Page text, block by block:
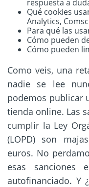
respuesta a
Qué cookies
Analytics,
Para qué las
Cómo pueden
Cómo pueden
Como veis, una
nadie se lee
podemos publicar
tienda online. Las
cumplir la Ley
(LOPD) son
euros. No
esas sanciones
autofinanciado. Y